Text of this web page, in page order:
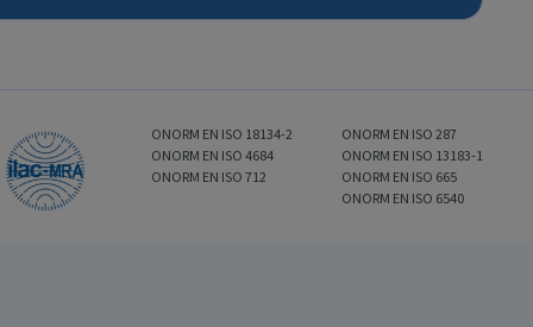
ONORM EN ISO 18134-2
ONORM EN ISO 4684
ONORM EN ISO 712
ONORM EN ISO 287
ONORM EN ISO 13183-1
ONORM EN ISO 665
ONORM EN ISO 6540